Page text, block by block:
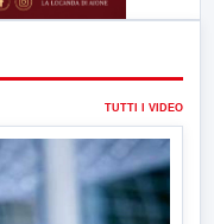
TUTTI I VIDEO